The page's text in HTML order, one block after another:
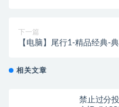
下一篇
【电脑】尾行1-精品经典-
相关文章
禁止过分